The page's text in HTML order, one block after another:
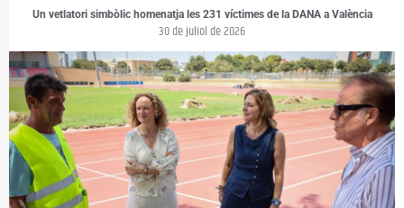
Un vetlatori simbòlic homenatja les 231 víctimes de la DANA a València
30 de juliol de 2026